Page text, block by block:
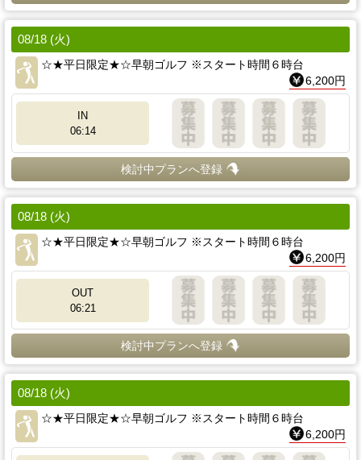
08/18 (火)
☆★平日限定★☆早朝ゴルフ ※スタート時間６時台
6,200円
IN
06:14
検討中プランへ登録
08/18 (火)
☆★平日限定★☆早朝ゴルフ ※スタート時間６時台
6,200円
OUT
06:21
検討中プランへ登録
08/18 (火)
☆★平日限定★☆早朝ゴルフ ※スタート時間６時台
6,200円